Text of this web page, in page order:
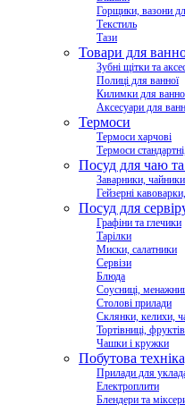
Горщики, вазони
Текстиль
Тази
Товари для
Зубні щітки та
Полиці для ванної
Килимки для
Аксесуари для
Термоси
Термоси харчові
Термоси
Посуд для чаю
Заварники,
Гейзерні
Посуд для
Графіни та глечики
Тарілки
Миски, салатники
Сервізи
Блюда
Соусниці,
Столові прилади
Склянки, келихи,
Тортівниці,
Чашки і кружки
Побутова
Прилади для
Електроплити
Блендери та